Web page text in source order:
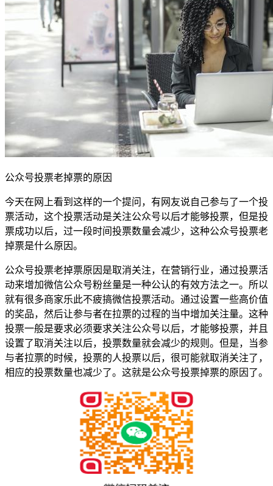
公众号投票老掉票的原因
今天在网上看到这样的一个提问，有网友说自己参与了一个投
票活动，这个投票活动是关注公众号以后才能够投票，但是投
票成功以后，过一段时间投票数量会减少，这种公众号投票老
掉票是什么原因。
公众号投票老掉票原因是取消关注，在营销行业，通过投票活
动来增加微信公众号粉丝量是一种公认的有效方法之一。所以
就有很多商家乐此不疲搞微信投票活动。通过设置一些高价值
的奖品，然后让参与者在拉票的过程的当中增加关注量。这种
投票一般是要求必须要求关注公众号以后，才能够投票，并且
设置了取消关注以后，投票数量就会减少的规则。但是，当参
与者拉票的时候，投票的人投票以后，很可能就取消关注了，
相应的投票数量也减少了。这就是公众号投票掉票的原因了。